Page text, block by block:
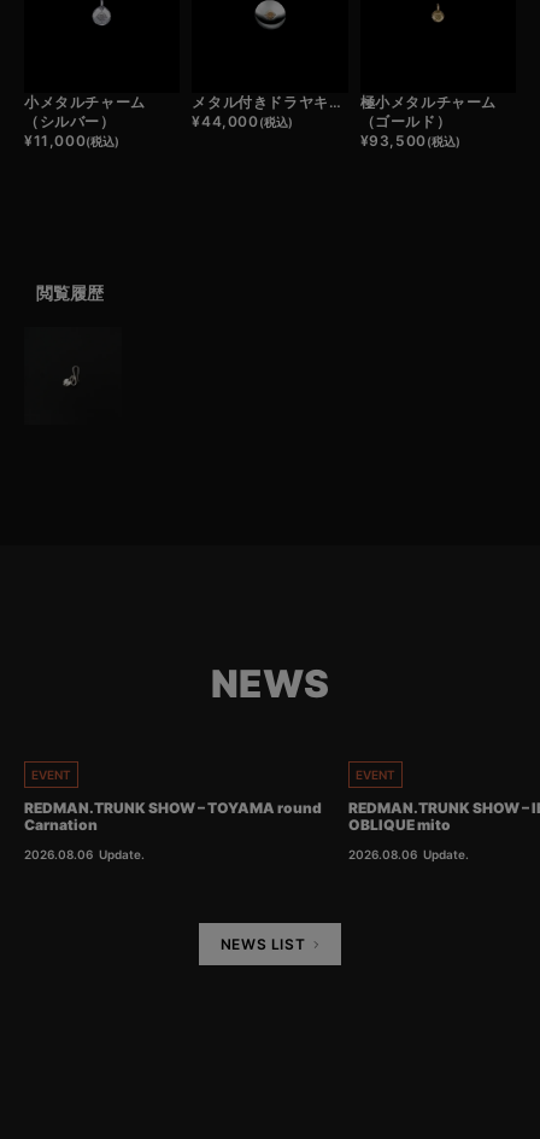
小メタルチャーム
（シルバー）
¥11,000(税込)
メタル付きドラヤキコンチョ/プレーン
¥44,000(税込)
極小メタルチャーム
（ゴールド）
¥93,500(税込)
閲覧履歴
NEWS
EVENT
REDMAN.TRUNK SHOW – TOYAMA round
Carnation
2026.08.06 Update.
EVENT
REDMAN.TRUNK SHOW
OBLIQUE mito
2026.08.06 Update.
NEWS LIST